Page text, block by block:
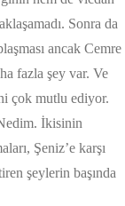
Sonra da
ancak Cemre
fazla şey var. Ve
çok mutlu ediyor.
İkisinin
Şeniz’e karşı
şeylerin başında